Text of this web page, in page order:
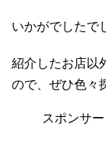
いかがでしたで
紹介したお店以
ので、ぜひ色々
スポンサ